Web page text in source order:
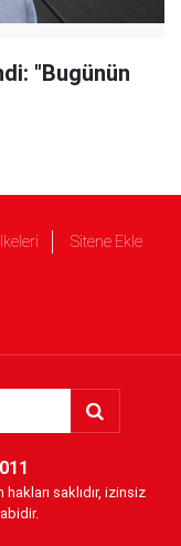
"Bugünün
Sitene Ekle
saklıdır, izinsiz